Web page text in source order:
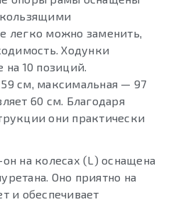
легко можно заменить,
Ходунки
на 10 позиций.
см, максимальная — 97
60 см. Благодаря
они практически
на колесах (L) оснащена
Оно приятно на
и обеспечивает